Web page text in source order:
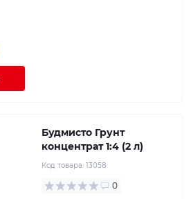
Будмисто Грунт
концентрат 1:4 (2 л)
Код товара: 13058
0